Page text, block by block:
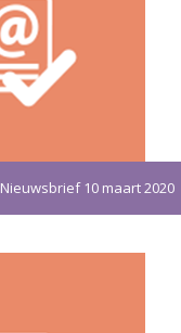
Nieuwsbrief 10 maart 2020